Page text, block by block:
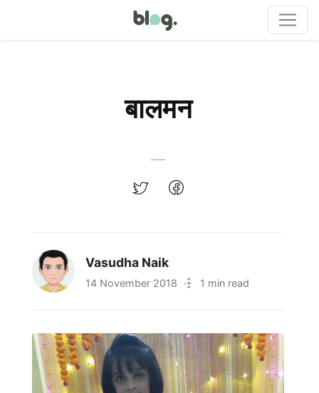
बालमन
Vasudha Naik
14 November 2018 · 1 min read